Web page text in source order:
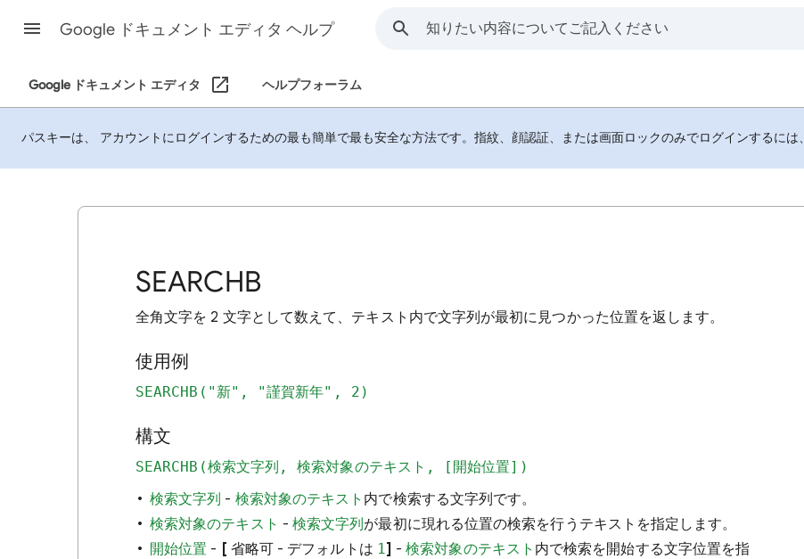
Google ドキュメント エディタ ヘルプ
Google ドキュメント エディタ ヘルプフォーラム
パスキーは、 アカウントにログインするための最も簡単で最も安全な方法です。指紋、顔認証、または画面ロックのみでログインするには、
SEARCHB
全角文字を 2 文字として数えて、テキスト内で文字列が最初に見つかった位置を返します。
使用例
SEARCHB("新", "謹賀新年", 2)
構文
SEARCHB(検索文字列, 検索対象のテキスト, [開始位置])
検索文字列 - 検索対象のテキスト 内で検索する文字列です。
検索対象のテキスト - 検索文字列が最初に現れる位置の検索を行うテキストを指定します。
開始位置 - [ 省略可 - デフォルトは 1] -検索対象のテキスト 内で検索を開始する文字位置を指